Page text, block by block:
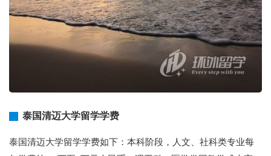
泰国清迈大学留学学费
泰国清迈大学留学学费如下：本科阶段，人文、社科类专业每